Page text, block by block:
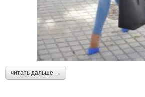
читать дальше →